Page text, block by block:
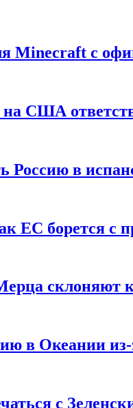
Minecraft с
на США
Россию в
ЕС борется с
склоняют к
в Океании
с